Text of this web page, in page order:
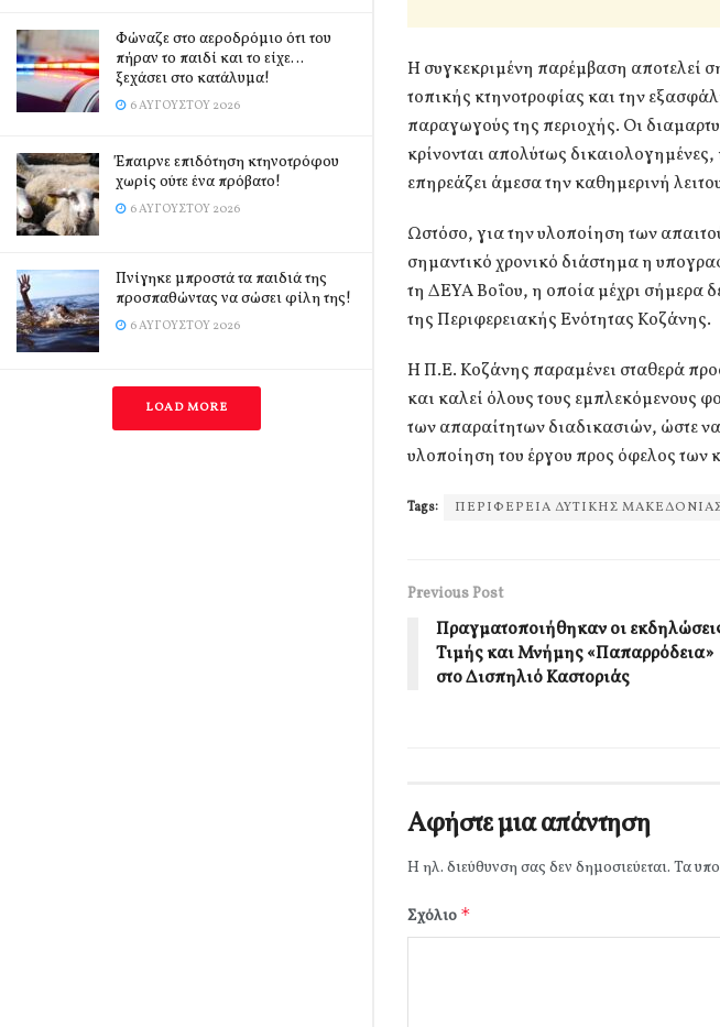
Φώναζε στο αεροδρόμιο ότι του
πήραν το παιδί και το είχε…
ξεχάσει στο κατάλυμα!
6 ΑΥΓΟΎΣΤΟΥ 2026
Έπαιρνε επιδότηση κτηνοτρόφου
χωρίς ούτε ένα πρόβατο!
6 ΑΥΓΟΎΣΤΟΥ 2026
Πνίγηκε μπροστά τα παιδιά της
προσπαθώντας να σώσει φίλη της!
6 ΑΥΓΟΎΣΤΟΥ 2026
LOAD MORE
Η συγκεκριμένη παρέμβαση αποτελεί
τοπικής κτηνοτροφίας και την
παραγωγούς της περιοχής. Οι
κρίνονται απολύτως
επηρεάζει άμεσα την καθημερινή
Ωστόσο, για την υλοποίηση των
σημαντικό χρονικό διάστημα η
τη ΔΕΥΑ Βοΐου, η οποία μέχρι σήμερα
της Περιφερειακής Ενότητας Κοζάνης.
Η Π.Ε. Κοζάνης παραμένει σταθερά
και καλεί όλους τους εμπλεκόμενους
των απαραίτητων διαδικασιών, ώστε
υλοποίηση του έργου προς όφελος των
Tags: ΠΕΡΙΦΕΡΕΙΑ ΔΥΤΙΚΗΣ
Previous Post
Πραγματοποιήθηκαν οι
Τιμής και Μνήμης «Παπαρρόδεια»
στο Δισπηλιό Καστοριάς
Αφήστε μια απάντηση
Η ηλ. διεύθυνση σας δεν δημοσιεύεται. Τα
Σχόλιο *